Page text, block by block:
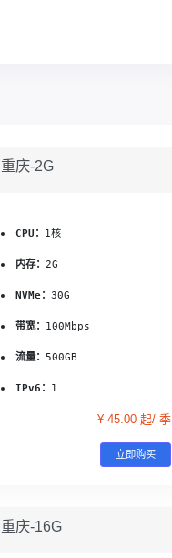
重庆-2G
CPU： 1核
内存：2G
NVMe：30G
带宽： 100Mbps
流量：500GB
IPv6： 1
¥ 45.00 起/ 季
立即购买
重庆-16G